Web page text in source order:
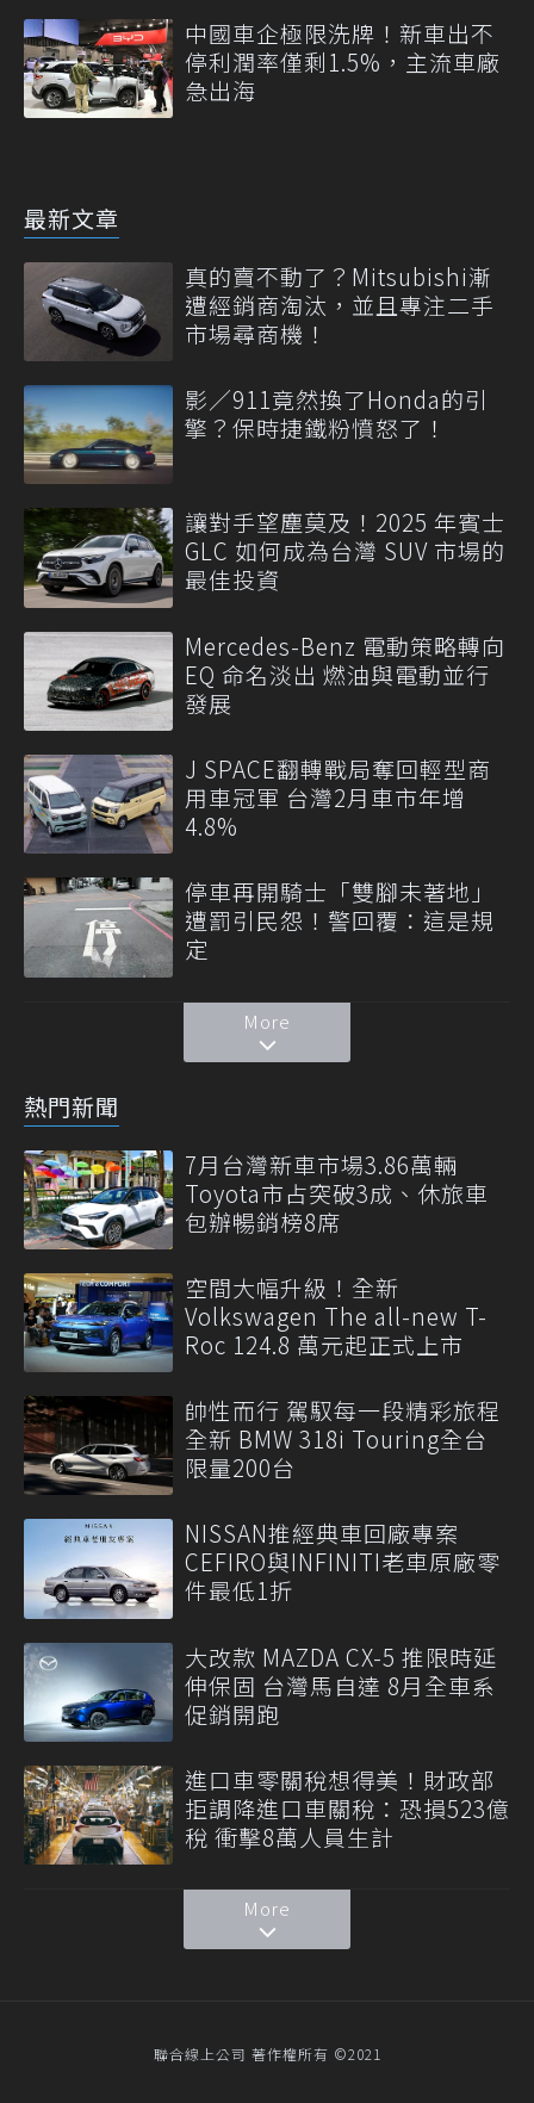
中國車企極限洗牌！新車出不
停利潤率僅剩1.5%，主流車廠
急出海
最新文章
真的賣不動了？Mitsubishi漸
遭經銷商淘汰，並且專注二手
市場尋商機！
影／911竟然換了Honda的引
擎？保時捷鐵粉憤怒了！
讓對手望塵莫及！2025 年賓士
GLC 如何成為台灣 SUV 市場的
最佳投資
Mercedes-Benz 電動策略轉向
EQ 命名淡出 燃油與電動並行
發展
J SPACE翻轉戰局奪回輕型商
用車冠軍 台灣2月車市年增
4.8%
停車再開騎士「雙腳未著地」
遭罰引民怨！警回覆：這是規
定
More
熱門新聞
7月台灣新車市場3.86萬輛
Toyota市占突破3成、休旅車
包辦暢銷榜8席
空間大幅升級！全新
Volkswagen The all-new T-
Roc 124.8 萬元起正式上市
帥性而行 駕馭每一段精彩旅程
全新 BMW 318i Touring全台
限量200台
NISSAN推經典車回廠專案
CEFIRO與INFINITI老車原廠零
件最低1折
大改款 MAZDA CX-5 推限時延
伸保固 台灣馬自達 8月全車系
促銷開跑
進口車零關稅想得美！財政部
拒調降進口車關稅：恐損523億
稅 衝擊8萬人員生計
More
聯合線上公司 著作權所有 ©2021